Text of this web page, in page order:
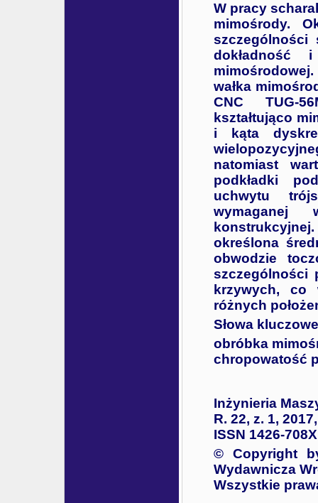
W pracy
mimośrody.
szczególności
dokładność
wałka
CNC TUG-
kształtująco
i kąta
natomiast
podkładki
uchwytu
wymaganej
określona
obwodzie
szczególności
krzywych, co
różnych
Słowa
obróbka
chropowatość
Inżynieria
R. 22, z. 1,
ISSN 1426-708X
© Copyright
Wydawnicza
Wszystkie